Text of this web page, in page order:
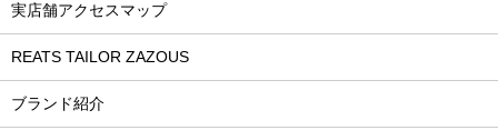
実店舗アクセスマップ
REATS TAILOR ZAZOUS
ブランド紹介